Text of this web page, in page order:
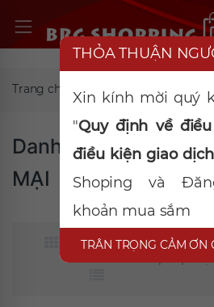
Trang chủ
Danh mục SẢN
MẠI
THỎA THUẬN
Xin kính mời quý
"Quy định về
điều kiện giao dịch
Shoping và
khoản mua sắm
TRÂN TRỌNG CẢM ƠN